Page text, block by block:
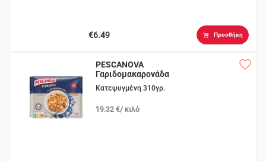
€6.49 Προσθήκη
PESCANOVA
Γαριδομακαρονάδα
¨Μαγειρεύω¨
Κατεψυγμένη 310γρ.
19.32 €/ κιλό